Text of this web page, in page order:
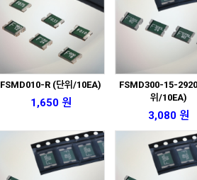
FSMD010-R (단위/10EA)
1,650 원
FSMD300-15-
위/10EA)
3,080 원